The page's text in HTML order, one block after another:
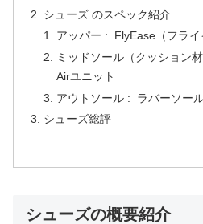
シューズ のスペック紹介
アッパー : FlyEase（フラ
ミッドソール（クッション
Airユニット
アウトソール : ラバーソー
シューズ総評
シューズの概要紹介